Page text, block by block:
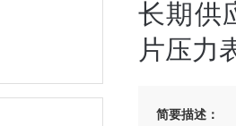
长期供
片压力
简要描述：